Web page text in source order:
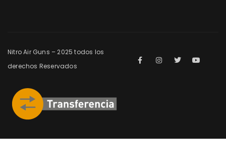
Nitro Air Guns – 2025 todos los
derechos Reservados